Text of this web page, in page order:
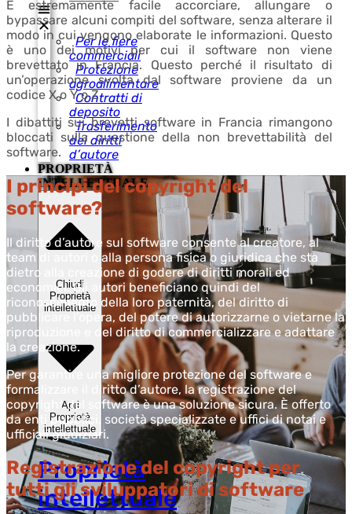
Per le fiere
commerciali
Protezione
agroalimentare
Contratti di
deposito
Trasferimento
dei diritti
d’autore
PROPRIETÀ
INTELLETTUALE
Chiudi
Proprietà
intellettuale
Apri
Proprietà
intellettuale
Proprietà
intellettuale
È estremamente facile accorciare, allungare o
bypassare alcuni compiti del software, senza alterare il
modo in cui vengono elaborate le informazioni. Questo
è uno dei motivi per cui il software non viene
brevettato in Francia. Questo perché il risultato di
un’operazione svolta dal software proviene da un
codice X o Y o Z.
I dibattiti sui brevetti software in Francia rimangono
bloccati sulla questione della non brevettabilità del
software.
I principi del copyright del
software?
Il diritto d’autore sul software consente al creatore, al
team di autori o alla persona fisica o giuridica che sta
dietro alla creazione di godere di diritti morali ed
economici. Gli autori beneficiano quindi del
riconoscimento della loro paternità, del diritto di
pubblicare l’opera, del potere di autorizzarne o vietarne la
riproduzione e del diritto di commercializzare e adattare
la creazione.
Per garantire una migliore protezione del software e
formalizzare il diritto d’autore, la registrazione del
copyright del software è una soluzione sicura. È offerto
da enti pubblici, società specializzate e uffici di notai e
ufficiali giudiziari.
Registrazione del copyright per
tutti gli sviluppatori di software